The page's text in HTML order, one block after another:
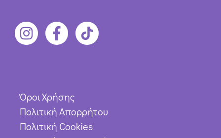
Όροι Χρήσης
Πολιτική Απορρήτου
Πολιτική Cookies